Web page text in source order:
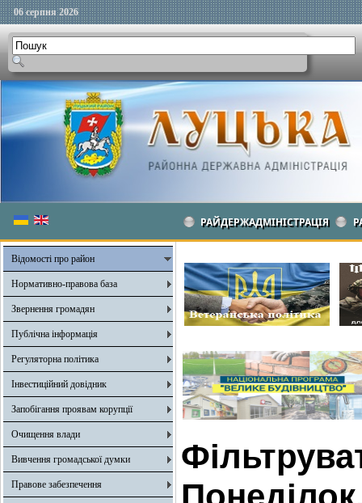
06 серпня 2026
РАЙДЕРЖАДМІНІСТРАЦІЯ
Відомості про район
Нормативно-правова база
Звернення громадян
Публічна інформація
Регуляторна політика
Інвестиційний довідник
Запобігання проявам корупції
Очищення влади
Вивчення громадської думки
Правове забезпечення